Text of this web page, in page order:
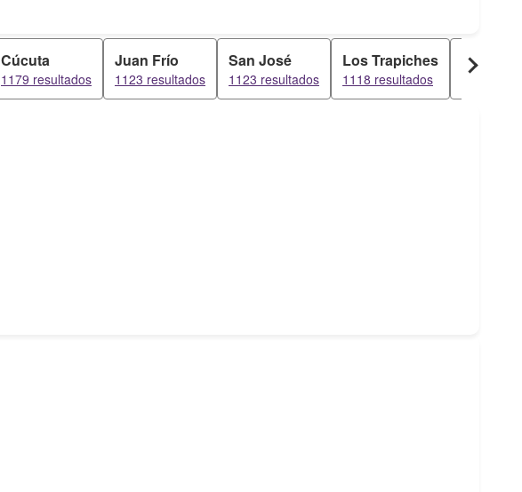
Cúcuta
1179 resultados
Juan Frío
1123 resultados
San José
1123 resultados
Los Trapiches
1118 resultados
La Playa
1030